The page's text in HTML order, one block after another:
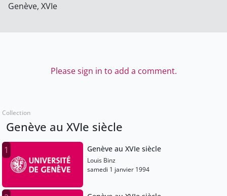
Genève, XVIe
Please sign in to add a comment.
Collection
Genève au XVIe siècle
1 Genève au XVIe siècle
Louis Binz
samedi 1 janvier 1994